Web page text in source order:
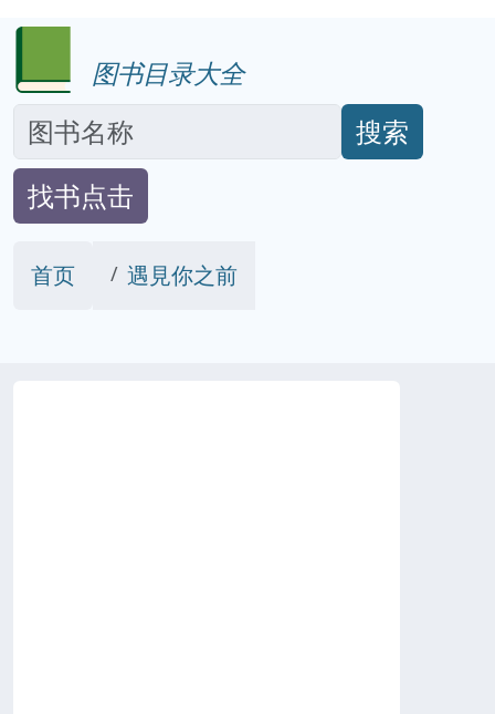
图书目录大全
搜索
找书点击
首页 遇見你之前